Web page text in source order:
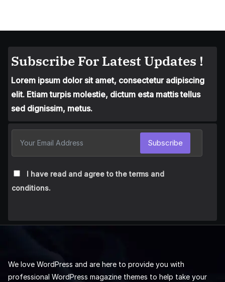
Subscribe For Latest Updates !
Lorem ipsum dolor sit amet, consectetur adipiscing
elit. Etiam turpis molestie, dictum esta mattis tellus
sed dignissim, metus.
I have read and agree to the terms and
conditions.
Subscribe
We love WordPress and are here to provide you with
professional WordPress magazine themes to help take your